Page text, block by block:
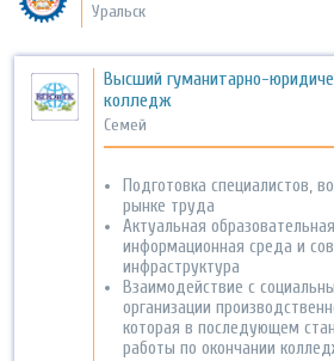
Уральск
Высший гуманитарно-
колледж
Семей
Подготовка специалистов,
рынке труда
Актуальная
информационная среда и
инфраструктура
Взаимодействие с
организации
которая в последующем
работы по окончании